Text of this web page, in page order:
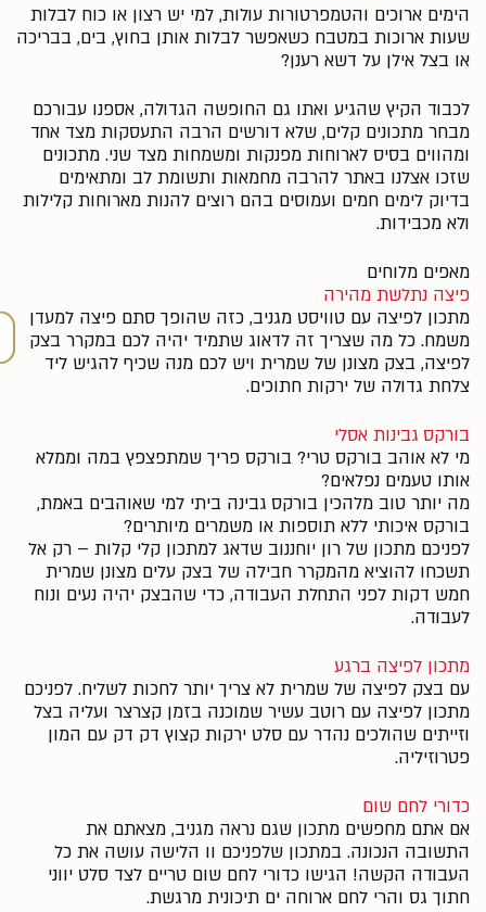
הימים ארוכים והטמפרטורות עולות, למי יש רצון או כוח לבלות
שעות ארוכות במטבח כשאפשר לבלות אותן בחוץ, בים, בבריכה
או בצל אילן על דשא רענן?
לכבוד הקיץ שהגיע ואתו גם החופשה הגדולה, אספנו עבורכם
מבחר מתכונים קלים, שלא דורשים הרבה התעסקות מצד אחד
ומהווים בסיס לארוחות מפנקות ומשמחות מצד שני. מתכונים
שזכו אצלנו באתר להרבה מחמאות ותשומת לב ומתאימים
בדיוק לימים חמים ועמוסים בהם רוצים להנות מארוחות קלילות
ולא מכבידות.
מאפים מלוחים
פיצה נתלשת מהירה
מתכון לפיצה עם טוויסט מגניב, כזה שהופך סתם פיצה למעדן
משמח. כל מה שצריך זה לדאוג שתמיד יהיה לכם במקרר בצק
לפיצה, בצק מצונן של שמרית ויש לכם מנה שכיף להגיש ליד
צלחת גדולה של ירקות חתוכים.
בורקס גבינות אסלי
מי לא אוהב בורקס טרי? בורקס פריך שמתפצפץ במה וממלא
אותו טעמים נפלאים?
מה יותר טוב מלהכין בורקס גבינה ביתי למי שאוהבים באמת,
בורקס איכותי ללא תוספות או משמרים מיותרים?
לפניכם מתכון של רון יוחננוב שדאג למתכון קלי קלות – רק אל
תשכחו להוציא מהמקרר חבילה של בצק עלים מצונן שמרית
חמש דקות לפני התחלת העבודה, כדי שהבצק יהיה נעים ונוח
לעבודה.
מתכון לפיצה ברגע
עם בצק לפיצה של שמרית לא צריך יותר לחכות לשליח. לפניכם
מתכון לפיצה עם רוטב עשיר שמוכנה בזמן קצרצר ועליה בצל
וזייתים שהולכים נהדר עם סלט ירקות קצוץ דק דק עם המון
פטרוזיליה.
כדורי לחם שום
אם אתם מחפשים מתכון שגם נראה מגניב, מצאתם את
התשובה הנכונה. במתכון שלפניכם וו הלישה עושה את כל
העבודה הקשה! הגישו כדורי לחם שום טריים לצד סלט יווני
חתוך גס והרי לחם ארוחה ים תיכונית מרגשת.